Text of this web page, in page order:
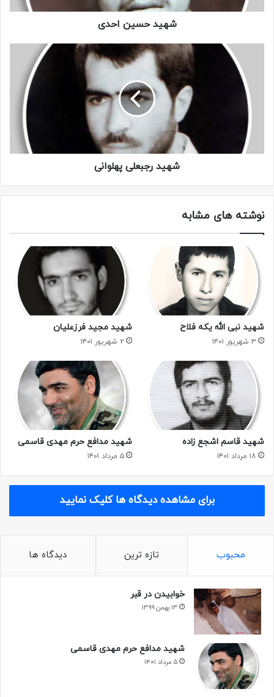
شهید
شهید حسین فریدونی
گردان علی اکبر
کپی لینک
شهید حسین احدی
شهید رجبعلی پهلوانی
نوشته های مشابه
شهید نبی الله یکه فلاح
۳ شهریور ۱۴۰۱
شهید مجید فرزعلیان
۲ شهریور ۱۴۰۱
شهید قاسم اشجع زاده
۱۸ مرداد ۱۴۰۱
شهید مدافع حرم مهدی قاسمی
۵ مرداد ۱۴۰۱
برای مشاهده دیدگاه ها کلیک نمایید
محبوب تازه ترین دیدگاه ها
خوابیدن در قبر
۱۳ بهمن ۱۳۹۹
شهید مدافع حرم مهدی قاسمی
۵ مرداد ۱۴۰۱